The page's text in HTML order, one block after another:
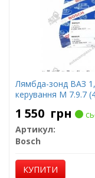
Лямбда-зонд ВАЗ
керування М 7.9.7
1 550 грн
Артикул:
Bosch
КУПИТИ